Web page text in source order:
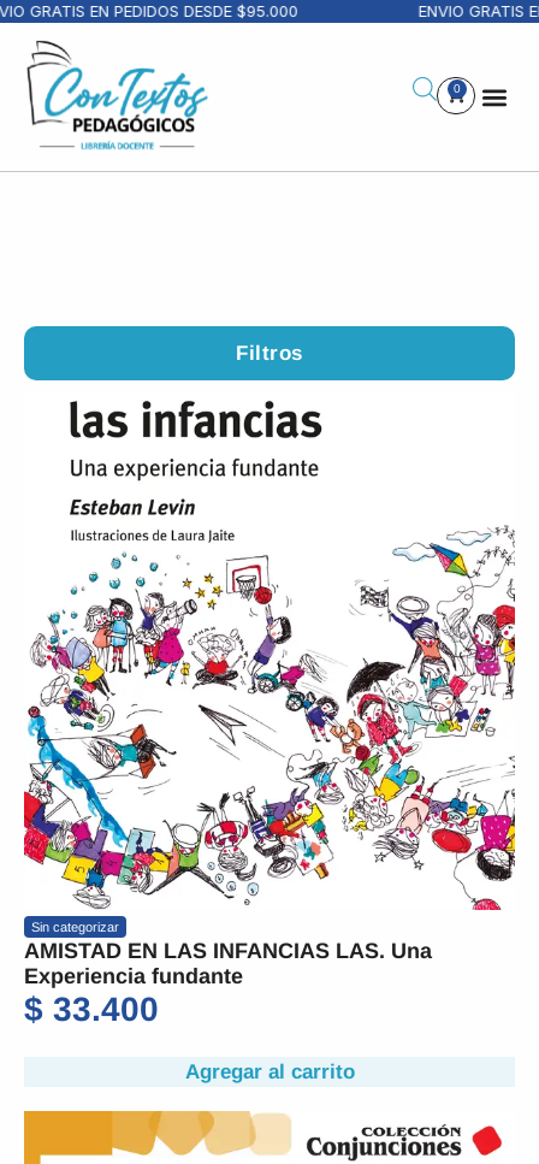
EN PEDIDOS DESDE $95.000 ENVIO GRATIS EN
0
Filtros
Sin categorizar
AMISTAD EN LAS INFANCIAS LAS. Una
Experiencia fundante
$ 33.400
Agregar al carrito